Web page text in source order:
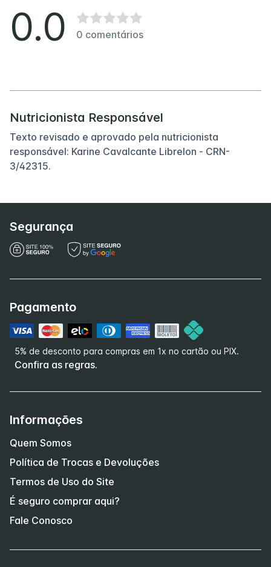
0.0 0 comentários
Nutricionista Responsável
Texto revisado e aprovado pela nutricionista
responsável: Karine Cavalcante Librelon - CRN-
3/42315.
Segurança
Pagamento
5% de desconto para compras em 1x no cartão ou PIX.
Confira as regras.
Informações
Quem Somos
Política de Trocas e Devoluções
Termos de Uso do Site
É seguro comprar aqui?
Fale Conosco